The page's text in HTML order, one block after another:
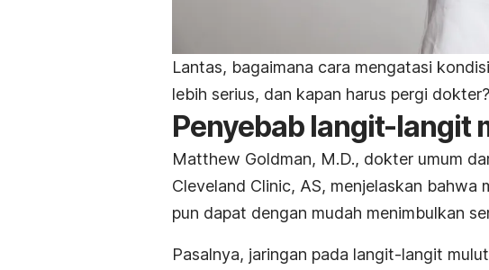
Lantas, bagaimana cara mengatasi
lebih serius, dan kapan harus pergi dokter?
Penyebab langit-langit
Matthew Goldman, M.D., dokter umum
Cleveland Clinic, AS, menjelaskan bahwa
pun dapat dengan mudah menimbulkan
Pasalnya, jaringan pada langit-langit